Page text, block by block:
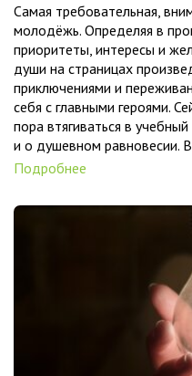
Самая требовательная,
молодёжь. Определяя в
приоритеты, интересы и
души на страницах
приключениями и
себя с главными героями.
пора втягиваться в
и о душевном равновесии.
Подробнее